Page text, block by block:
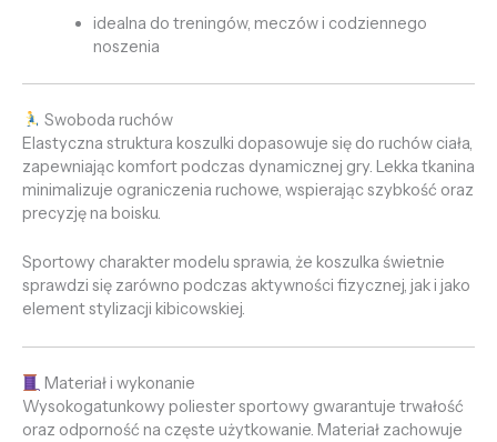
idealna do treningów, meczów i codziennego
noszenia
Swoboda ruchów
Elastyczna struktura koszulki dopasowuje się do ruchów ciała,
zapewniając komfort podczas dynamicznej gry. Lekka tkanina
minimalizuje ograniczenia ruchowe, wspierając szybkość oraz
precyzję na boisku.
Sportowy charakter modelu sprawia, że koszulka świetnie
sprawdzi się zarówno podczas aktywności fizycznej, jak i jako
element stylizacji kibicowskiej.
Materiał i wykonanie
Wysokogatunkowy poliester sportowy gwarantuje trwałość
oraz odporność na częste użytkowanie. Materiał zachowuje